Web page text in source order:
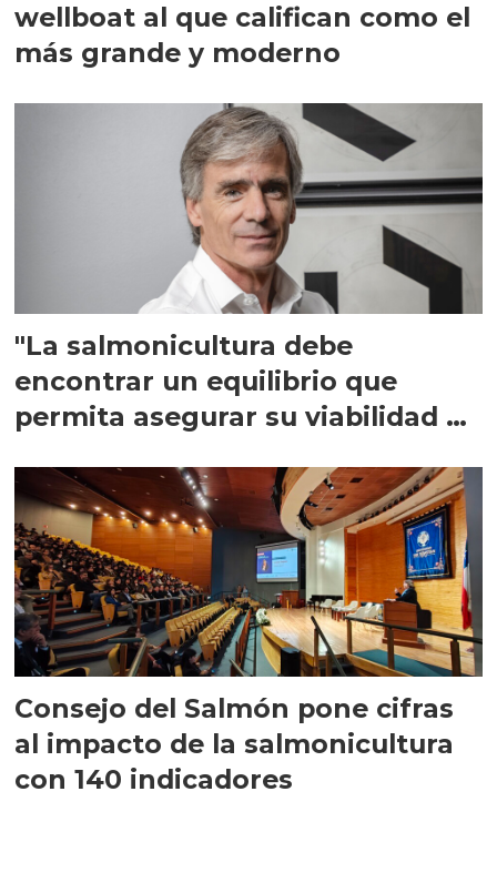
wellboat al que califican como el
más grande y moderno
"La salmonicultura debe
encontrar un equilibrio que
permita asegurar su viabilidad de
Consejo del Salmón pone cifras
al impacto de la salmonicultura
con 140 indicadores